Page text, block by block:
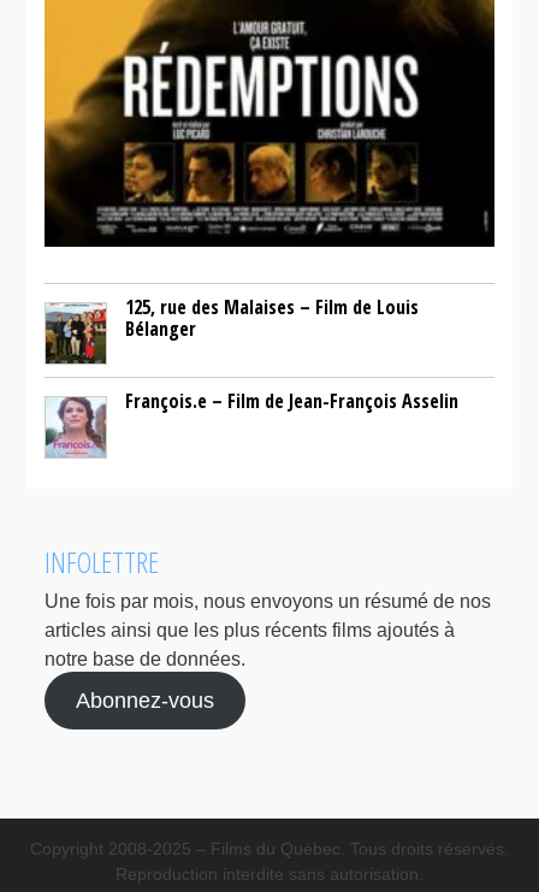
125, rue des Malaises – Film de Louis
Bélanger
François.e – Film de Jean-François Asselin
INFOLETTRE
Une fois par mois, nous envoyons un résumé de nos
articles ainsi que les plus récents films ajoutés à
notre base de données.
Abonnez-vous
Copyright 2008-2025 – Films du Québec. Tous droits réservés.
Reproduction interdite sans autorisation.